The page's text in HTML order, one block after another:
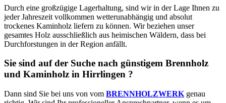
Durch eine großzügige Lagerhaltung, sind wir in der Lage Ihnen zu
jeder Jahreszeit vollkommen wetterunabhängig und absolut
trockenes Kaminholz liefern zu können. Wir beziehen unser
gesamtes Holz ausschließlich aus heimischen Wäldern, dass bei
Durchforstungen in der Region anfällt.
Sie sind auf der Suche nach günstigem Brennholz
und Kaminholz in Hirrlingen ?
Dann sind Sie bei uns von vom BRENNHOLZWERK genau